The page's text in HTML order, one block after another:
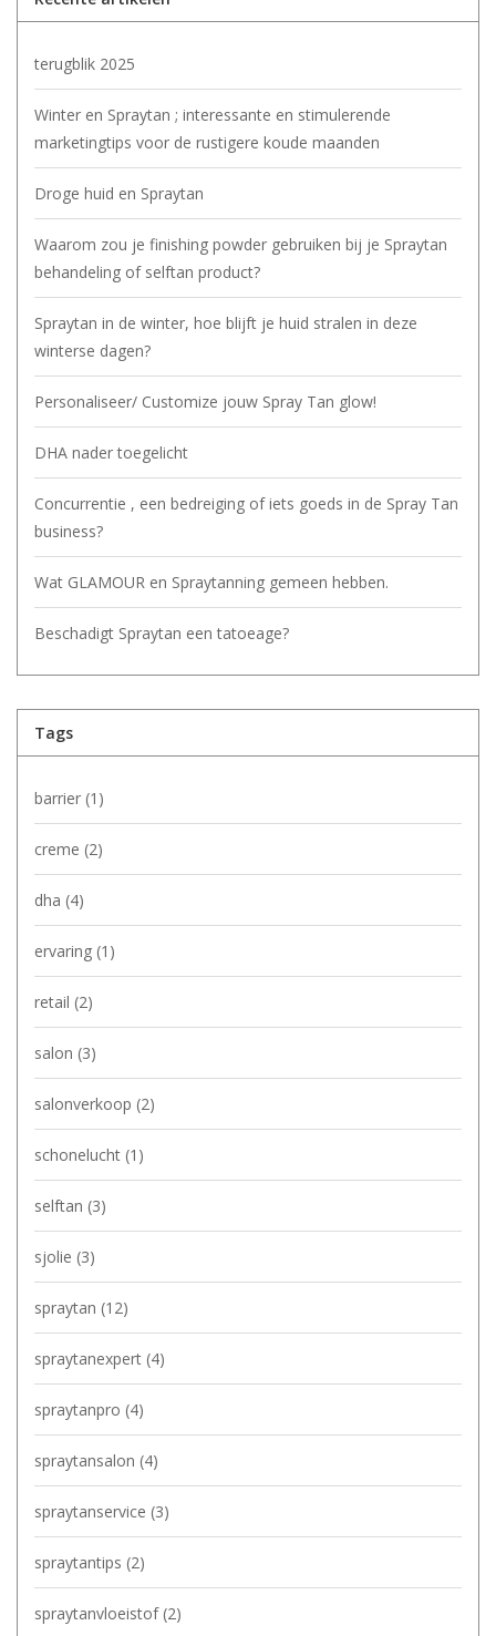
terugblik 2025
Winter en Spraytan ; interessante en stimulerende
marketingtips voor de rustigere koude maanden
Droge huid en Spraytan
Waarom zou je finishing powder gebruiken bij je Spraytan
behandeling of selftan product?
Spraytan in de winter, hoe blijft je huid stralen in deze
winterse dagen?
Personaliseer/ Customize jouw Spray Tan glow!
DHA nader toegelicht
Concurrentie , een bedreiging of iets goeds in de Spray Tan
business?
Wat GLAMOUR en Spraytanning gemeen hebben.
Beschadigt Spraytan een tatoeage?
Tags
barrier (1)
creme (2)
dha (4)
ervaring (1)
retail (2)
salon (3)
salonverkoop (2)
schonelucht (1)
selftan (3)
sjolie (3)
spraytan (12)
spraytanexpert (4)
spraytanpro (4)
spraytansalon (4)
spraytanservice (3)
spraytantips (2)
spraytanvloeistof (2)